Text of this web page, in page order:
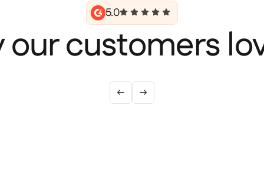
5.0
our customers
 